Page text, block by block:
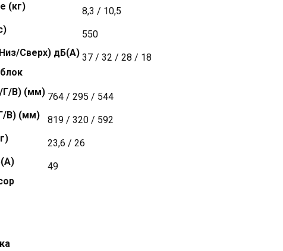
(кг)
8,3 / 10,5
550
Сверх) дБ(А) 37 / 32 / 28 / 18
Г/В) (мм) 764 / 295 / 544
В) (мм)
819 / 320 / 592
23,6 / 26
49